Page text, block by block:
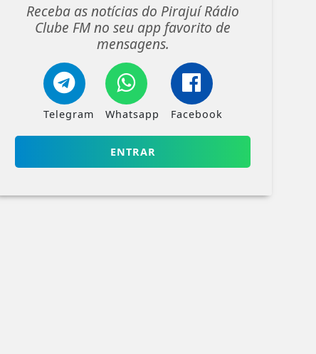
Receba as notícias do Pirajuí Rádio
Clube FM no seu app favorito de
mensagens.
Telegram Whatsapp Facebook
ENTRAR